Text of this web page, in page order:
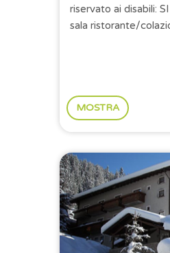
riservato ai disabili: SI Ingressso accessibile alla
sala ristorante/colazione: SI Tavoli
MOSTRA